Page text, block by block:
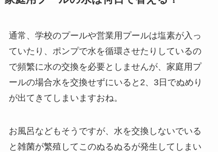
通常、学校のプールや営業用プールは塩素が入っ
ていたり、ポンプで水を循環させたりしているの
で頻繁に水の交換を必要としませんが、家庭用プ
ールの場合水を交換せずにいると2、3日でぬめり
が出てきてしまいますおね。
お風呂などもそうですが、水を交換しないでいる
と雑菌が繁殖してこのぬるぬるが発生してしまい